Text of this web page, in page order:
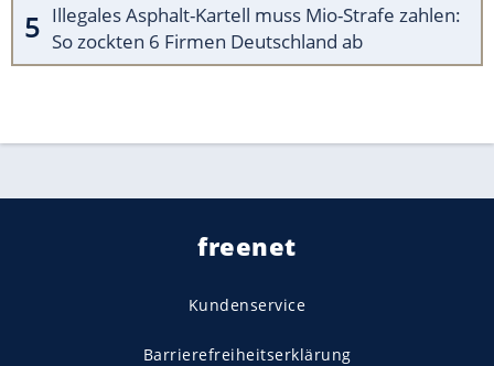
Illegales Asphalt-Kartell muss Mio-Strafe zahlen:
So zockten 6 Firmen Deutschland ab
freenet
Kundenservice
Barrierefreiheitserklärung